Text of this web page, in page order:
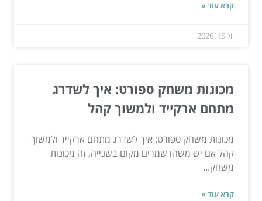
קרא עוד »
יול 15, 2026
מכונות משחק ספורט: איך לשדרג
מתחם ארקייד ולמשוך קהל
מכונות משחק ספורט: איך לשדרג מתחם ארקייד ולמשוך
קהל אם יש משהו שמרים מקום בשנייה, זה מכונות
משחק...
קרא עוד »